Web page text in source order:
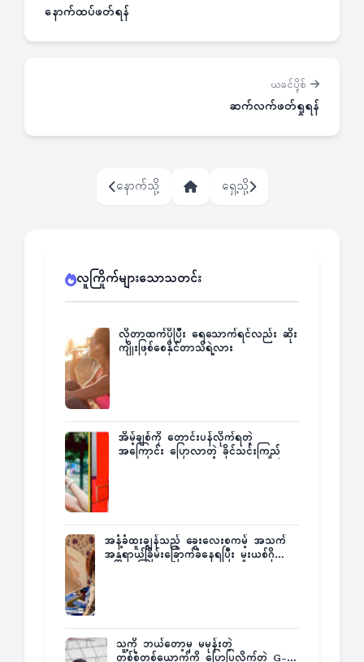
နောက်ထပ်ဖတ်ရန်
ယခင်ပို့စ်
ဆက်လက်ဖတ်ရှုရန်
နောက်သို့ ရှေ့သို့
လူကြိုက်များသောသတင်း
လိုတာထက်ပိုပြီး ရေသောက်ရင်လည်း ဆိုး
ကျိုးဖြစ်စေနိုင်တာသိရဲ့လား
အိမ့်ချစ်ကို တောင်းပန်လိုက်ရတဲ့
အကြောင်း ပြောလာတဲ့ ခိုင်သင်းကြည်
အနံ့ခံထူးချွန်သည့် ခွေးလေးစကမ့် အသက်
အန္တရာယ်ခြိမ်းခြောက်ခံနေရပြီး မူးယစ်ဂိုဏ်း
သူ့ကို ဘယ်တော့မှ မမုန်းတဲ့
တစ်စုံတစ်ယောက်ကို ပြောပြလိုက်တဲ့ G-